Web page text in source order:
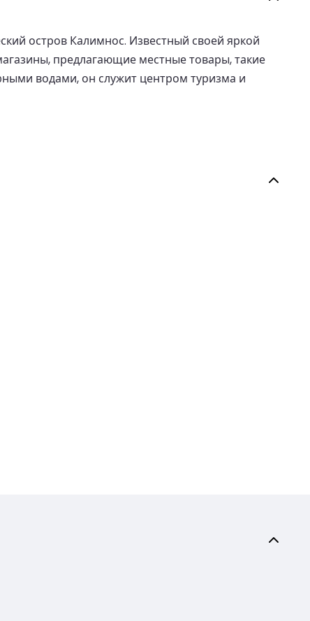
остров Калимнос. Известный своей яркой
предлагающие местные товары, такие
водами, он служит центром туризма и